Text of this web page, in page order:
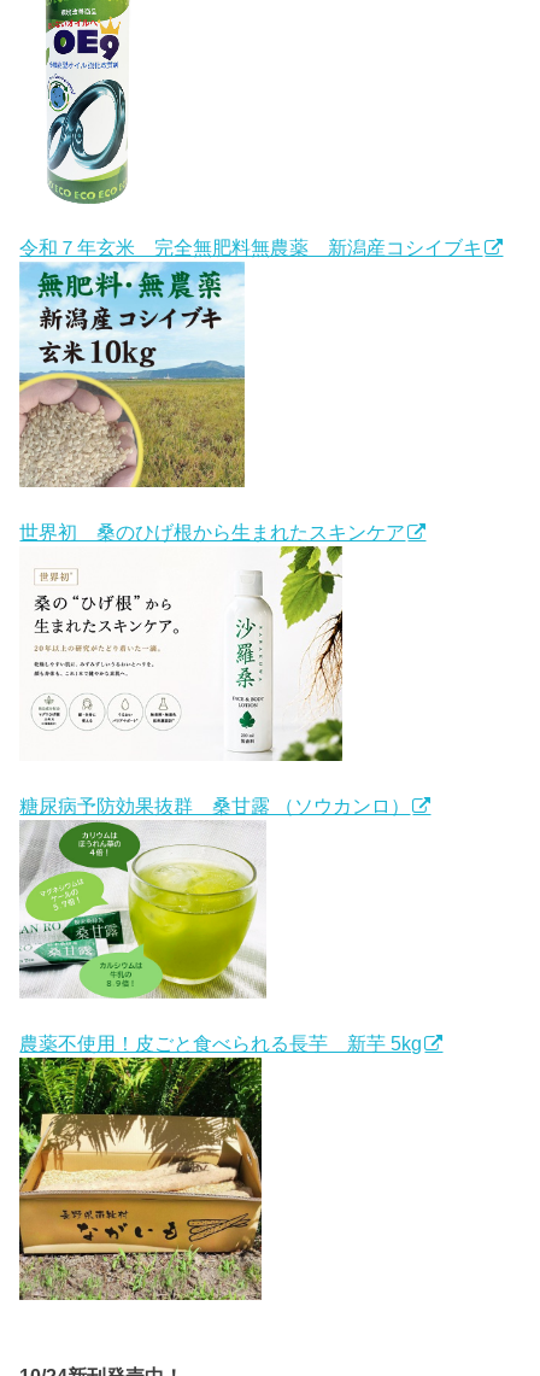
令和７年玄米 完全無肥料無農薬 新潟産コシイブキ
世界初 桑のひげ根から生まれたスキンケア
糖尿病予防効果抜群 桑甘露 （ソウカンロ）
農薬不使用！皮ごと食べられる長芋 新芋 5kg